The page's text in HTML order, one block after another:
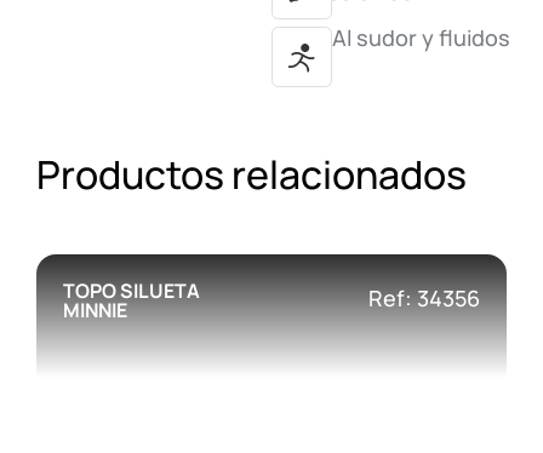
Al sudor y fluidos
Productos relacionados
TOPO SILUETA
MINNIE Ref: 34356